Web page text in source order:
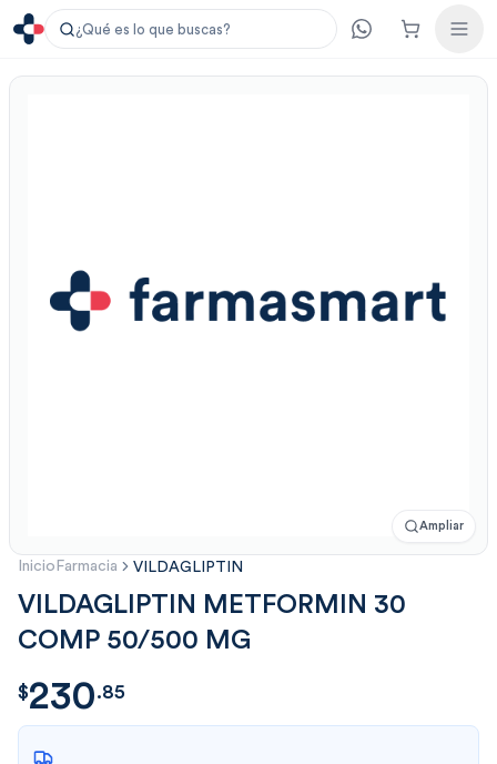
¿Qué es lo que buscas?
Ampliar
Inicio Farmacia VILDAGLIPTIN
VILDAGLIPTIN METFORMIN 30
COMP 50/500 MG
$230.85
$230.85